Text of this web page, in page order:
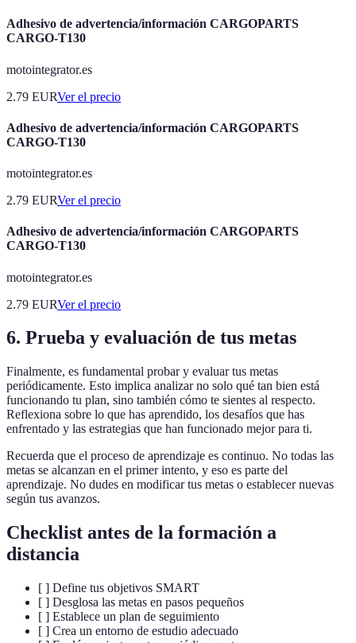
Adhesivo de advertencia/información CARGOPARTS
CARGO-T130
motointegrator.es
2.79 EURVer el precio
Adhesivo de advertencia/información CARGOPARTS
CARGO-T130
motointegrator.es
2.79 EURVer el precio
Adhesivo de advertencia/información CARGOPARTS
CARGO-T130
motointegrator.es
2.79 EURVer el precio
6. Prueba y evaluación de tus metas
Finalmente, es fundamental probar y evaluar tus metas
periódicamente. Esto implica analizar no solo qué tan bien está
funcionando tu plan, sino también cómo te sientes al respecto.
Reflexiona sobre lo que has aprendido, los desafíos que has
enfrentado y las estrategias que han funcionado mejor para ti.
Recuerda que el proceso de aprendizaje es continuo. No todas las
metas se alcanzan en el primer intento, y eso es parte del
aprendizaje. No dudes en modificar tus metas o establecer nuevas
según tus avanzos.
Checklist antes de la formación a
distancia
[ ] Define tus objetivos SMART
[ ] Desglosa las metas en pasos pequeños
[ ] Establece un plan de seguimiento
[ ] Crea un entorno de estudio adecuado